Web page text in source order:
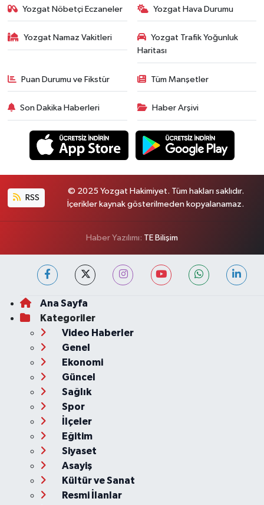
Yozgat Nöbetçi Eczaneler Yozgat Hava Durumu
Yozgat Namaz Vakitleri
Yozgat Trafik Yoğunluk
Haritası
Puan Durumu ve Fikstür Tüm Manşetler
Son Dakika Haberleri Haber Arşivi
RSS
© 2025 Yozgat Hakimiyet. Tüm hakları saklıdır.
İçerikler kaynak gösterilmeden kopyalanamaz.
Haber Yazılımı: TE Bilişim
Ana Sayfa
Kategoriler
Video Haberler
Genel
Ekonomi
Güncel
Sağlık
Spor
İlçeler
Eğitim
Siyaset
Asayiş
Kültür ve Sanat
Resmi İlanlar